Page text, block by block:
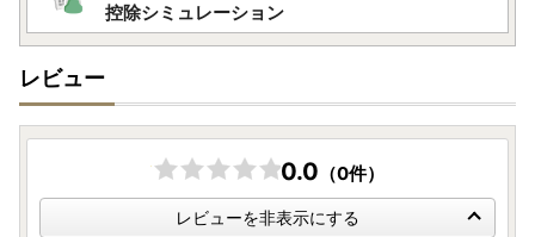
控除シミュレーション
レビュー
0.0 （0件）
レビューを非表示にする